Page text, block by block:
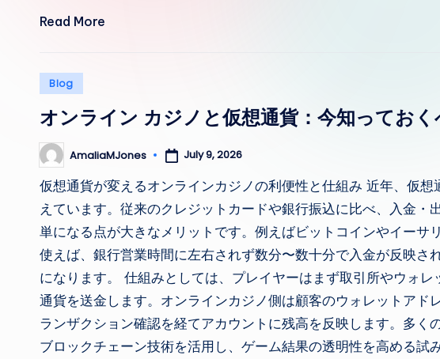
Read More
Posted
Blog
オンライン カジノと仮想通貨：今知ってお
Posted
by
AmaliaMJones July 9, 2026
仮想通貨が変えるオンラインカジノの利便性と仕組み 近年、仮
えています。従来のクレジットカードや銀行振込に比べ、入金・
単になる点が大きなメリットです。例えばビットコインやイーサ
使えば、銀行営業時間に左右されず数分〜数十分で入金が反映さ
になります。 仕組みとしては、プレイヤーはまず取引所やウォ
通貨を送金します。オンラインカジノ側は顧客のウォレットアド
ランザクション確認を経てアカウントに残高を反映します。多く
ブロックチェーン技術を活用し、ゲーム結果の透明性を高める試